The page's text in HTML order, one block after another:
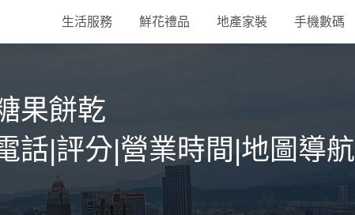
生活服務 鮮花禮品 地產家裝 手機數碼
果餅乾
話|評分|營業時間|地圖導航